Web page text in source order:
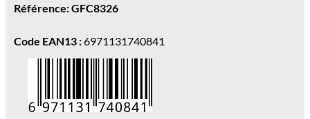
Référence: GFC8326
Code EAN13 :6971131740841